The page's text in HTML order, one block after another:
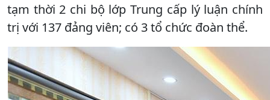
tạm thời 2 chi bộ lớp Trung cấp lý luận chính
trị với 137 đảng viên; có 3 tổ chức đoàn thể.